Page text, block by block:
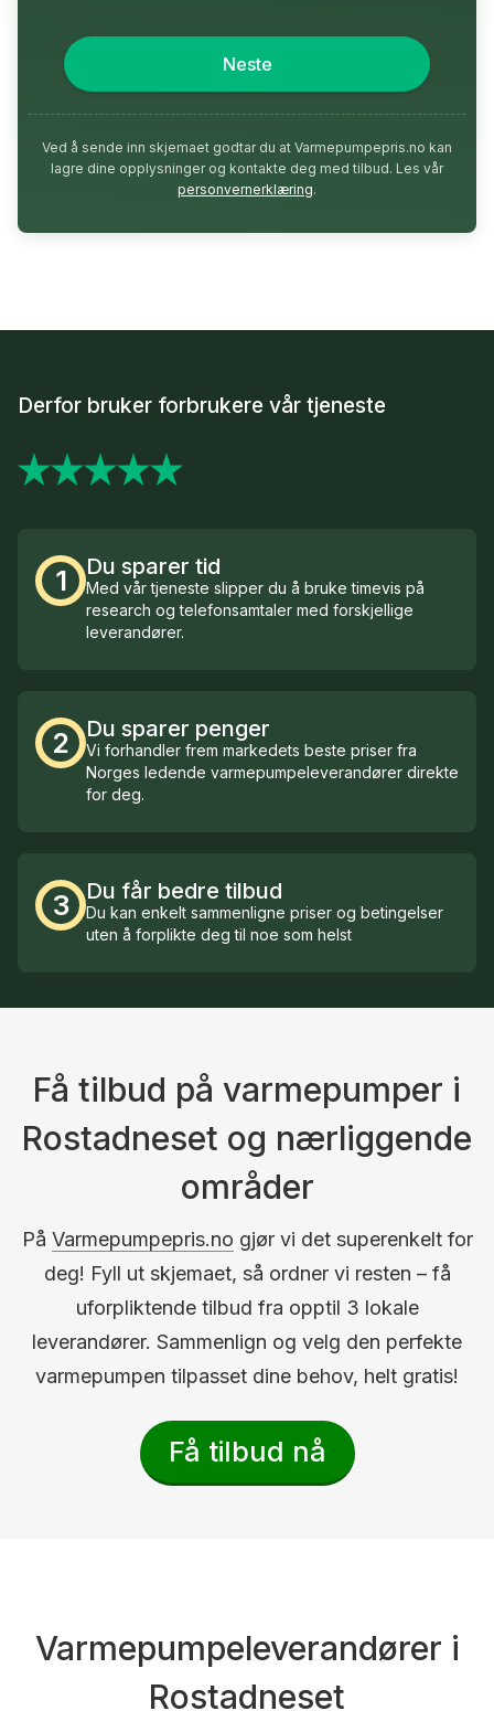
Neste
Ved å sende inn skjemaet godtar du at Varmepumpepris.no kan
lagre dine opplysninger og kontakte deg med tilbud. Les vår
personvernerklæring.
Derfor bruker forbrukere vår tjeneste
1 Du sparer tid
Med vår tjeneste slipper du å bruke timevis på
research og telefonsamtaler med forskjellige
leverandører.
2 Du sparer penger
Vi forhandler frem markedets beste priser fra
Norges ledende varmepumpeleverandører direkte
for deg.
3 Du får bedre tilbud
Du kan enkelt sammenligne priser og betingelser
uten å forplikte deg til noe som helst
Få tilbud på varmepumper i
Rostadneset og nærliggende
områder
På Varmepumpepris.no gjør vi det superenkelt for
deg! Fyll ut skjemaet, så ordner vi resten – få
uforpliktende tilbud fra opptil 3 lokale
leverandører. Sammenlign og velg den perfekte
varmepumpen tilpasset dine behov, helt gratis!
Få tilbud nå
Varmepumpeleverandører i
Rostadneset